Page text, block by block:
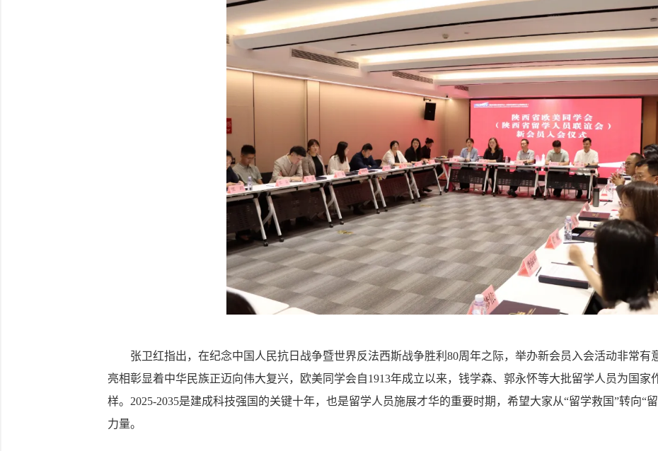
张卫红指出，在纪念中国人民抗日战争暨世界反法西斯战争胜利80周年之际，举办新会员入会活动非常有
亮相彰显着中华民族正迈向伟大复兴，欧美同学会自1913年成立以来，钱学森、郭永怀等大批留学人员为国
样。2025-2035是建成科技强国的关键十年，也是留学人员施展才华的重要时期，希望大家从“留学救国”转向“
力量。